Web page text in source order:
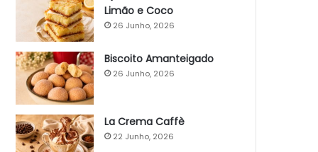
Limão e Coco
26 Junho, 2026
Biscoito Amanteigado
26 Junho, 2026
La Crema Caffè
22 Junho, 2026